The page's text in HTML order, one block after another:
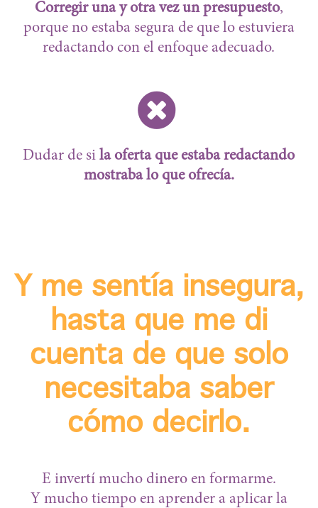
Corregir una y otra vez un presupuesto,
porque no estaba segura de que lo estuviera
redactando con el enfoque adecuado.
Dudar de sila oferta que estaba redactando
mostraba lo que ofrecía.
Y me sentía insegura,
hasta que me di
cuenta de que solo
necesitaba saber
cómo decirlo.
E invertí mucho dinero en formarme.
Y mucho tiempo en aprender a aplicar la